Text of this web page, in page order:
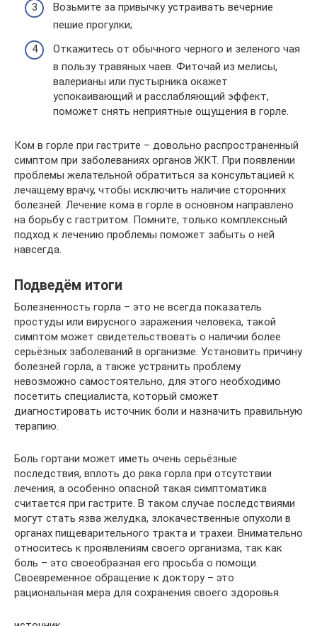
Возьмите за привычку устраивать вечерние
пешие прогулки;
Откажитесь от обычного черного и зеленого чая
в пользу травяных чаев. Фиточай из мелисы,
валерианы или пустырника окажет
успокаивающий и расслабляющий эффект,
поможет снять неприятные ощущения в горле.
Ком в горле при гастрите – довольно распространенный
симптом при заболеваниях органов ЖКТ. При появлении
проблемы желательной обратиться за консультацией к
лечащему врачу, чтобы исключить наличие сторонних
болезней. Лечение кома в горле в основном направлено
на борьбу с гастритом. Помните, только комплексный
подход к лечению проблемы поможет забыть о ней
навсегда.
Подведём итоги
Болезненность горла – это не всегда показатель
простуды или вирусного заражения человека, такой
симптом может свидетельствовать о наличии более
серьёзных заболеваний в организме. Установить причину
болезней горла, а также устранить проблему
невозможно самостоятельно, для этого необходимо
посетить специалиста, который сможет
диагностировать источник боли и назначить правильную
терапию.
Боль гортани может иметь очень серьёзные
последствия, вплоть до рака горла при отсутствии
лечения, а особенно опасной такая симптоматика
считается при гастрите. В таком случае последствиями
могут стать язва желудка, злокачественные опухоли в
органах пищеварительного тракта и трахеи. Внимательно
относитесь к проявлениям своего организма, так как
боль – это своеобразная его просьба о помощи.
Своевременное обращение к доктору – это
рациональная мера для сохранения своего здоровья.